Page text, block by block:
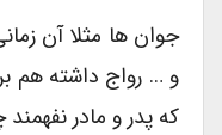
جوان ها مثلا آن
و … رواج داشته هم
که پدر و مادر نفهمند